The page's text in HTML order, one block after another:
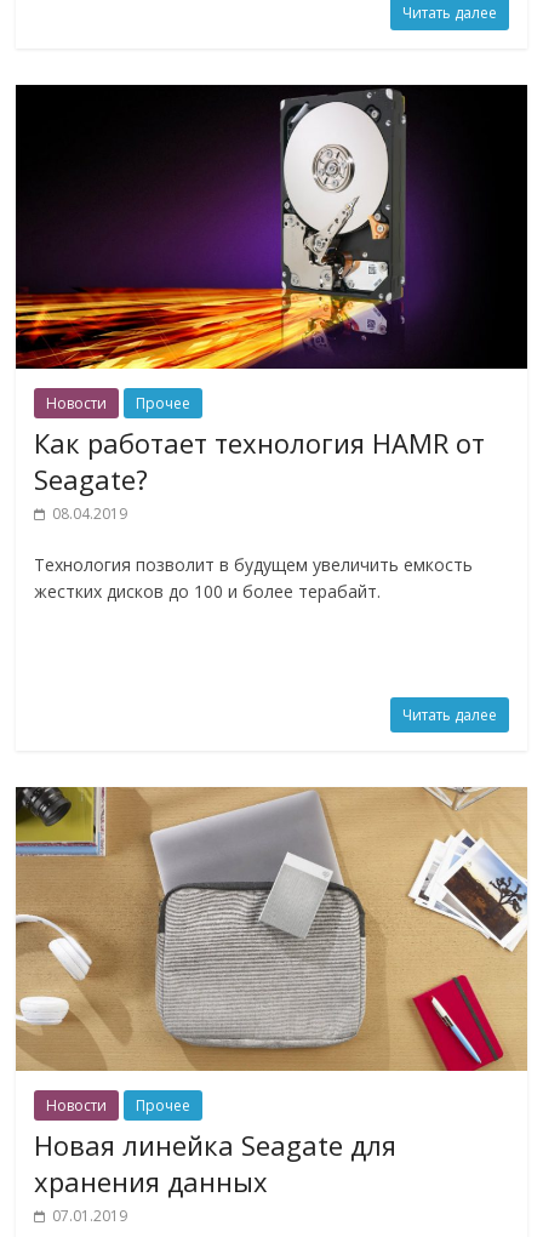
Читать далее
Новости Прочее
Как работает технология HAMR от
Seagate?
08.04.2019
Технология позволит в будущем увеличить емкость
жестких дисков до 100 и более терабайт.
Читать далее
Новости Прочее
Новая линейка Seagate для
хранения данных
07.01.2019